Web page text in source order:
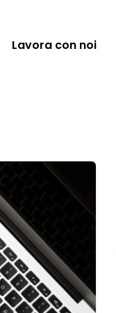
Lavora con noi